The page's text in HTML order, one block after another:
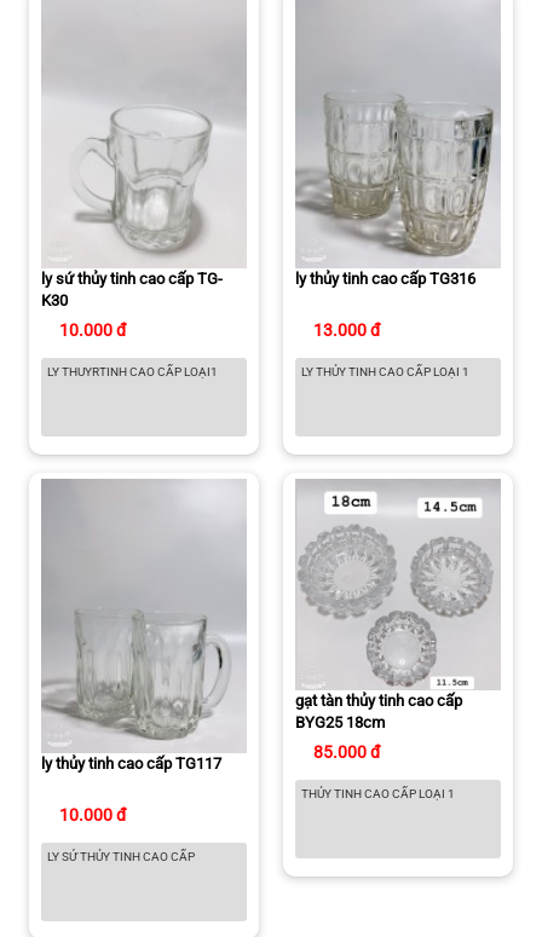
ly sứ thủy tinh cao cấp TG-
K30
10.000 đ
LY THUYRTINH CAO CẤP LOẠI1
ly thủy tinh cao cấp TG316
13.000 đ
LY THỦY TINH CAO CẤP LOẠI 1
ly thủy tinh cao cấp TG117
10.000 đ
LY SỨ THỦY TINH CAO CẤP
gạt tàn thủy tinh cao cấp
BYG25 18cm
85.000 đ
THỦY TINH CAO CẤP LOẠI 1